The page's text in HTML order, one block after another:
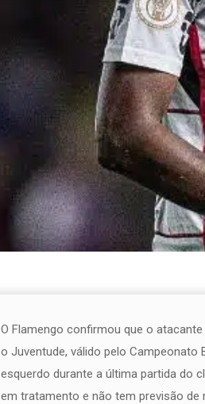
O Flamengo confirmou que o
o Juventude, válido pelo
esquerdo durante a última partida do
em tratamento e não tem previsão de